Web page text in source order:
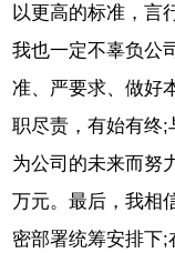
以更高的标准，言
我也一定不辜负公
准、严要求、做好
职尽责，有始有终;
为公司的未来而努
万元。最后，我相
密部署统筹安排下